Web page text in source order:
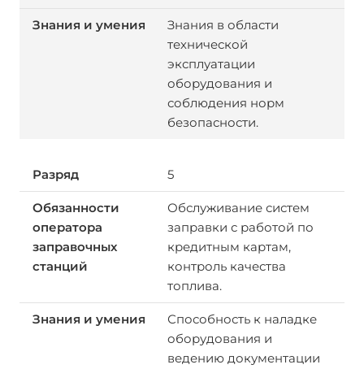
Знания в области
технической
эксплуатации
оборудования и
соблюдения норм
безопасности.
5
Обслуживание систем
заправки с работой по
кредитным картам,
контроль качества
топлива.
Способность к наладке
оборудования и
ведению документации